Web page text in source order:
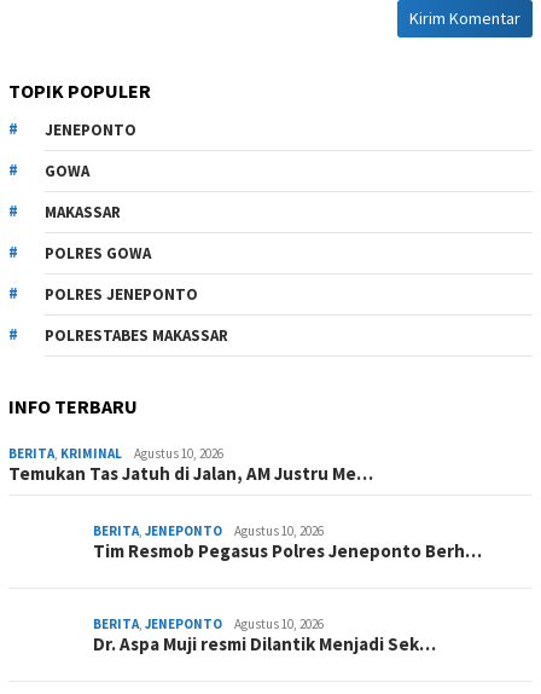
TOPIK POPULER
JENEPONTO
GOWA
MAKASSAR
POLRES GOWA
POLRES JENEPONTO
POLRESTABES MAKASSAR
INFO TERBARU
BERITA, KRIMINAL Agustus 10, 2026
Temukan Tas Jatuh di Jalan, AM Justru Me…
BERITA, JENEPONTO Agustus 10, 2026
Tim Resmob Pegasus Polres Jeneponto Berh…
BERITA, JENEPONTO Agustus 10, 2026
Dr. Aspa Muji resmi Dilantik Menjadi Sek…